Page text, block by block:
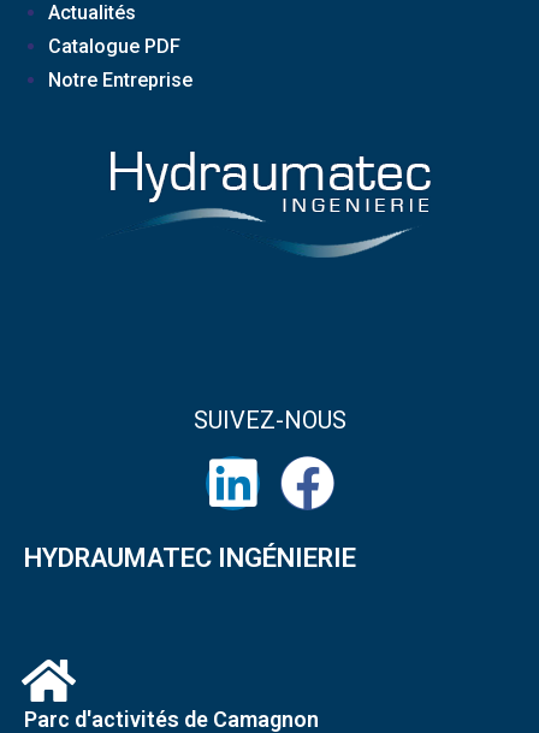
Actualités
Catalogue PDF
Notre Entreprise
SUIVEZ-NOUS
HYDRAUMATEC INGÉNIERIE
Parc d'activités de Camagnon